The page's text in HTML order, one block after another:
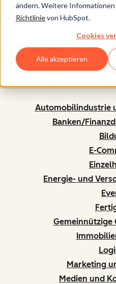
ändern. Weitere Informationen
Richtlinievon HubSpot.
Cookies
Alle akzeptieren
Finden Sie eine für Sie
Finden Sie eine relevante
Automobilindustrie
Banken/
E-
Energie- und
Gemeinnützige
Marketing
Medien und